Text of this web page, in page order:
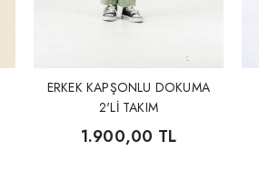
ERKEK KAPŞONLU DOKUMA
2'Lİ TAKIM
1.900,00 TL